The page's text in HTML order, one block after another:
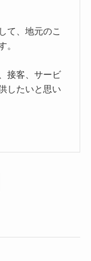
て、地元のこ
。
接客、サービ
したいと思い